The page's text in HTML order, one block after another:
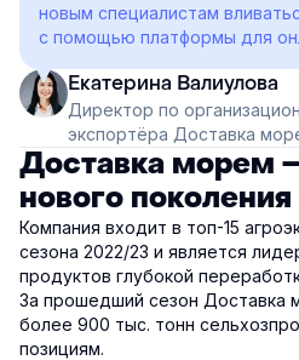
новым специалистам
с помощью платформы для
Екатерина Валиулова
Директор по
экспортёра Доставка
Доставка морем
нового поколения
Компания входит в топ-15
сезона 2022/23 и является
продуктов глубокой
За прошедший сезон Доставка
более 900 тыс. тонн
позициям.